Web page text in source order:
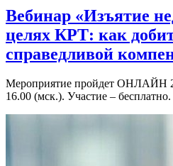
Вебинар «Изъятие
целях КРТ: как
справедливой
Мероприятие пройдет ОНЛАЙН
16.00 (мск.). Участие – бесплатно.